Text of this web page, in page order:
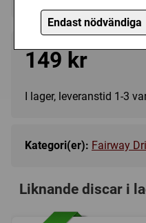
Endast nödvändiga
149 kr
I lager, leveranstid 1-3
Kategori(er): Fairway
Liknande discar i